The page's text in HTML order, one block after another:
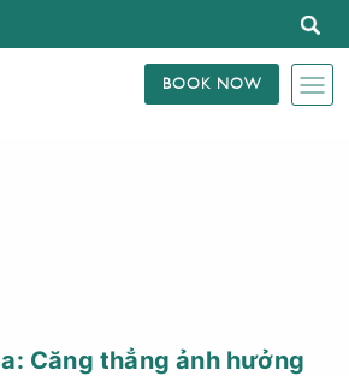
BOOK NOW
Căng thẳng ảnh hưởng